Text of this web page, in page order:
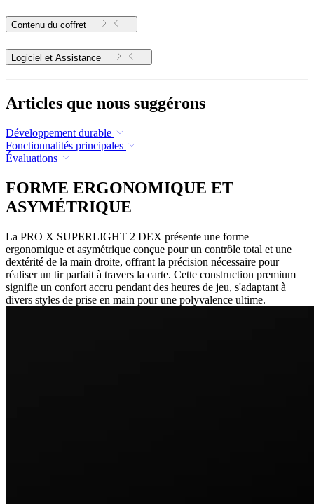
Contenu du coffret
Logiciel et Assistance
Articles que nous suggérons
Développement durable
Fonctionnalités principales
Évaluations
FORME ERGONOMIQUE ET
ASYMÉTRIQUE
La PRO X SUPERLIGHT 2 DEX présente une forme
ergonomique et asymétrique conçue pour un contrôle total et une
dextérité de la main droite, offrant la précision nécessaire pour
réaliser un tir parfait à travers la carte. Cette construction premium
signifie un confort accru pendant des heures de jeu, s'adaptant à
divers styles de prise en main pour une polyvalence ultime.